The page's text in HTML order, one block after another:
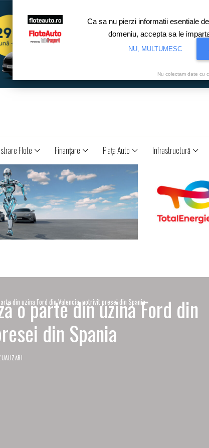
Flote Finanţare Piaţa Auto Infrastructură
din uzina Ford din Valencia, potrivit presei din Spania
o parte din uzina Ford din
din Spania
Ca sa nu pierzi informatii esentiale
domeniu, accepta sa le
NU, MULTUMESC
Nu colectam date cu